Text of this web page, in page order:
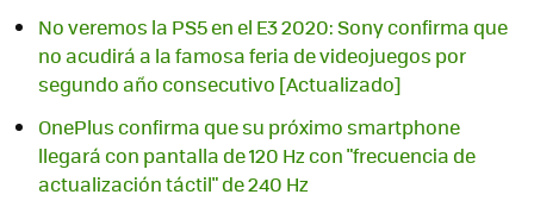
No veremos la PS5 en el E3 2020: Sony confirma que
no acudirá a la famosa feria de videojuegos por
segundo año consecutivo [Actualizado]
OnePlus confirma que su próximo smartphone
llegará con pantalla de 120 Hz con "frecuencia de
actualización táctil" de 240 Hz